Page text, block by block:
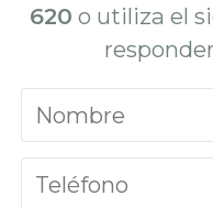
620 o utiliza el